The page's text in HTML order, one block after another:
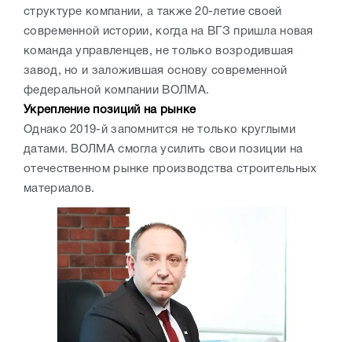
структуре компании, а также 20-летие своей
современной истории, когда на ВГЗ пришла новая
команда управленцев, не только возродившая
завод, но и заложившая основу современной
федеральной компании ВОЛМА.
Укрепление позиций на рынке
Однако 2019-й запомнится не только круглыми
датами. ВОЛМА смогла усилить свои позиции на
отечественном рынке производства строительных
материалов.